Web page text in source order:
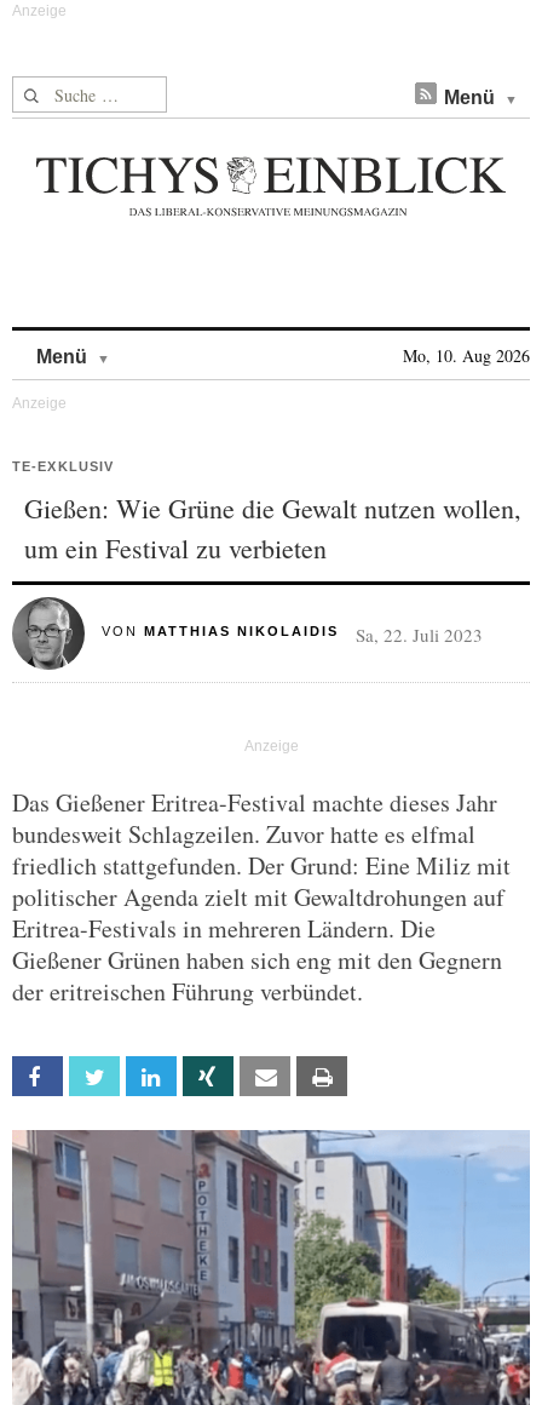
Suche nach: Menü
Menü Mo, 10. Aug 2026
TE-EXKLUSIV
Gießen: Wie Grüne die Gewalt nutzen wollen,
um ein Festival zu verbieten
VON MATTHIAS NIKOLAIDIS Sa, 22. Juli 2023
Das Gießener Eritrea-Festival machte dieses Jahr
bundesweit Schlagzeilen. Zuvor hatte es elfmal
friedlich stattgefunden. Der Grund: Eine Miliz mit
politischer Agenda zielt mit Gewaltdrohungen auf
Eritrea-Festivals in mehreren Ländern. Die
Gießener Grünen haben sich eng mit den Gegnern
der eritreischen Führung verbündet.
Facebook Twitter Linkedin Xing Email